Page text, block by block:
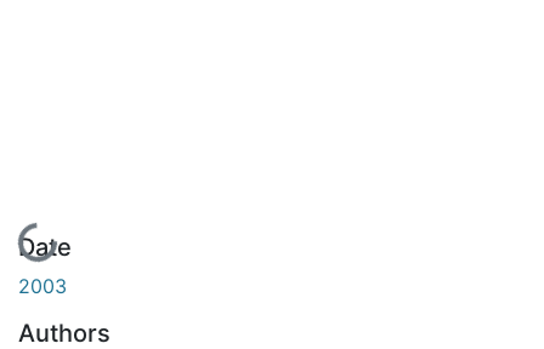
En cours de chargement...
Date
2003
Authors